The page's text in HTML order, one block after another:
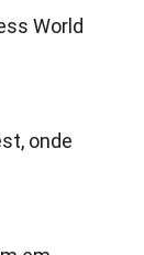
World
onde